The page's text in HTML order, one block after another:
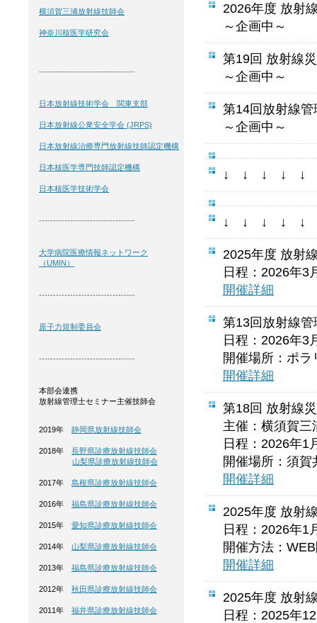
2026年度 放射
～企画中～
第19回 放射線
～企画中～
第14回放射線
～企画中～
↓ ↓ ↓ ↓ ↓ ★
↓ ↓ ↓ ↓ ↓ ★
2025年度 放射
日程：2026年3
開催詳細
第13回放射線
日程：2026年3
開催場所：ポ
開催詳細
第18回 放射線
主催：横須賀三
日程：2026年1
開催場所：須
開催詳細
2025年度 放射
日程：2026年1
開催方法：
開催詳細
2025年度 放射
日程：2025年
横須賀三浦放射線技師会
神奈川核医学研究会
----------------------------------
日本放射線技術学会 関東支部
日本放射線公衆安全学会 (JRPS)
日本放射線治療専門放射線技師認定機構
日本核医学専門技師認定機構
日本核医学技術学会
----------------------------------
大学病院医療情報ネットワーク
（UMIN）
----------------------------------
原子力規制委員会
----------------------------------
本部会連携
放射線管理士セミナー主催技師会
2019年 静岡県放射線技師会
2018年 長野県診療放射線技師会
山梨県診療放射線技師会
2017年 島根県診療放射線技師会
2016年 福島県診療放射線技師会
2015年 愛知県診療放射線技師会
2014年 山梨県診療放射線技師会
2013年 福島県診療放射線技師会
2012年 秋田県診療放射線技師会
2011年 福井県診療放射線技師会